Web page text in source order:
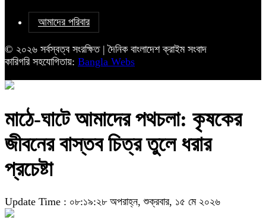
আমাদের পরিবার
© ২০২৬ সর্বস্বত্ব সংরক্ষিত | দৈনিক বাংলাদেশ ক্রাইম সংবাদ
কারিগরি সহযোগিতায়: Bangla Webs
মাঠে-ঘাটে আমাদের পথচলা: কৃষকের
জীবনের বাস্তব চিত্র তুলে ধরার
প্রচেষ্টা
Update Time : ০৮:১৯:২৮ অপরাহ্ন, শুক্রবার, ১৫ মে ২০২৬